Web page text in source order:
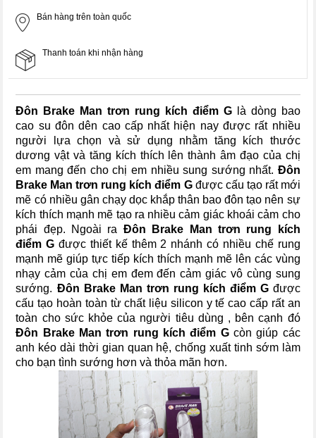
Bán hàng trên toàn quốc
Thanh toán khi nhận hàng
Đôn Brake Man trơn rung kích điểm Glà dòng bao
cao su đôn dên cao cấp nhất hiện nay được rất nhiều
người lựa chọn và sử dụng nhằm tăng kích thước
dương vật và tăng kích thích lên thành âm đạo của chị
em mang đến cho chị em nhiều sung sướng nhất. Đôn
Brake Man trơn rung kích điểm Gđược cấu tạo rất mới
mẽ có nhiều gân chạy dọc khắp thân bao đôn tạo nên sự
kích thích mạnh mẽ tạo ra nhiều cảm giác khoái cảm cho
phái đẹp. Ngoài ra Đôn Brake Man trơn rung kích
điểm G được thiết kế thêm 2 nhánh có nhiều chế rung
mạnh mẽ giúp tực tiếp kích thích mạnh mẽ lên các vùng
nhạy cảm của chị em đem đến cảm giác vô cùng sung
sướng. Đôn Brake Man trơn rung kích điểm Gđược
cấu tạo hoàn toàn từ chất liệu silicon y tế cao cấp rất an
toàn cho sức khỏe của người tiêu dùng , bên cạnh đó
Đôn Brake Man trơn rung kích điểm Gcòn giúp các
anh kéo dài thời gian quan hệ, chống xuất tinh sớm làm
cho bạn tình sướng hơn và thỏa mãn hơn.